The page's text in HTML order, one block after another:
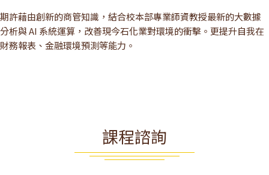
期許藉由創新的商管知識，結合校本部專業師資教授最新的大數據
分析與 AI 系統運算，改善現今石化業對環境的衝擊。更提升自我在
財務報表、金融環境預測等能力。
課程諮詢